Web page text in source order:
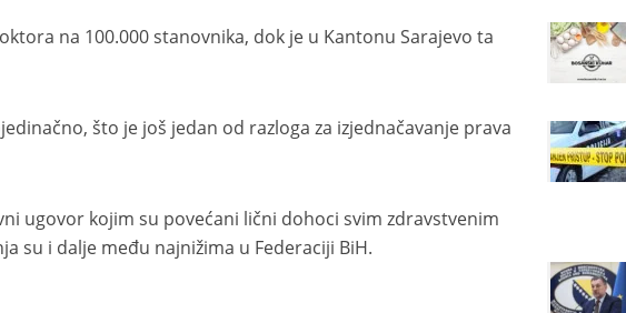
na 100.000 stanovnika, dok je u Kantonu Sarajevo ta
što je još jedan od razloga za izjednačavanje prava
ugovor kojim su povećani lični dohoci svim zdravstvenim
su i dalje među najnižima u Federaciji BiH.